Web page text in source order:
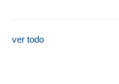
ver todo